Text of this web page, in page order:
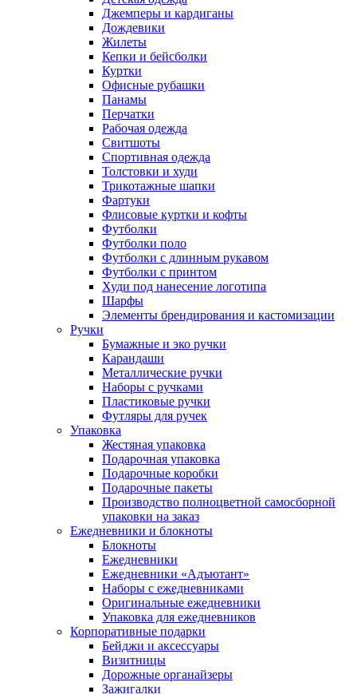
Джемперы и кардиганы
Дождевики
Жилеты
Кепки и бейсболки
Куртки
Офисные рубашки
Панамы
Перчатки
Рабочая одежда
Свитшоты
Спортивная одежда
Толстовки и худи
Трикотажные шапки
Фартуки
Флисовые куртки и кофты
Футболки
Футболки поло
Футболки с длинным рукавом
Футболки с принтом
Худи под нанесение логотипа
Шарфы
Элементы брендирования и кастомизации
Ручки
Бумажные и эко ручки
Карандаши
Металлические ручки
Наборы с ручками
Пластиковые ручки
Футляры для ручек
Упаковка
Жестяная упаковка
Подарочная упаковка
Подарочные коробки
Подарочные пакеты
Производство полноцветной самосборной
упаковки на заказ
Ежедневники и блокноты
Блокноты
Ежедневники
Ежедневники «Адъютант»
Наборы с ежедневниками
Оригинальные ежедневники
Упаковка для ежедневников
Корпоративные подарки
Бейджи и аксессуары
Визитницы
Дорожные органайзеры
Зажигалки